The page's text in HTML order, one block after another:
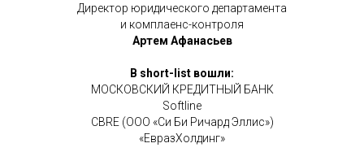
Директор юридического департамента
и комплаенс-контроля
Артем Афанасьев
В short-list вошли:
МОСКОВСКИЙ КРЕДИТНЫЙ БАНК
Softline
CBRE (ООО «Си Би Ричард Эллис»)
«ЕвразХолдинг»